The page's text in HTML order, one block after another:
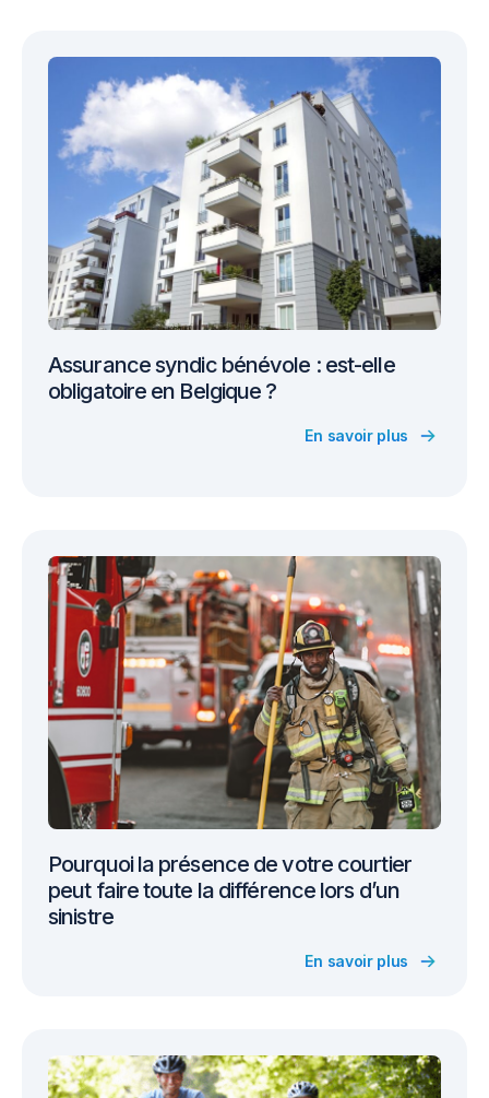
Assurance syndic bénévole : est-elle
obligatoire en Belgique ?
En savoir plus
Pourquoi la présence de votre courtier
peut faire toute la différence lors d’un
sinistre
En savoir plus